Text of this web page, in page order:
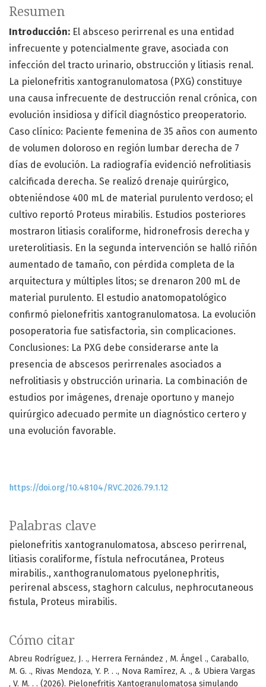
Palabras clave
pielonefritis xantogranulomatosa, absceso perirrenal,
litiasis coraliforme, fístula nefrocutánea, Proteus
mirabilis. xanthogranulomatous pyelonephritis,
perirenal abscess, staghorn calculus, nephrocutaneous
fistula, Proteus mirabilis.
Cómo citar
Abreu Rodríguez, J. ., Herrera Fernández , M. Ángel ., Caraballo,
M. G. ., Rivas Mendoza, Y. P. . ., Nova Ramírez, A. ., & Ubiera Vargas
, V. M. . . (2026). Pielonefritis Xantogranulomatosa simulando
Resumen
Introducción: El absceso perirrenal es una entidad
infrecuente y potencialmente grave, asociada con
infección del tracto urinario, obstrucción y litiasis renal.
La pielonefritis xantogranulomatosa (PXG) constituye
una causa infrecuente de destrucción renal crónica, con
evolución insidiosa y difícil diagnóstico preoperatorio.
Caso clínico: Paciente femenina de 35 años con aumento
de volumen doloroso en región lumbar derecha de 7
días de evolución. La radiografía evidenció nefrolitiasis
calcificada derecha. Se realizó drenaje quirúrgico,
obteniéndose 400 mL de material purulento verdoso; el
cultivo reportó Proteus mirabilis. Estudios posteriores
mostraron litiasis coraliforme, hidronefrosis derecha y
ureterolitiasis. En la segunda intervención se halló riñón
aumentado de tamaño, con pérdida completa de la
arquitectura y múltiples litos; se drenaron 200 mL de
material purulento. El estudio anatomopatológico
confirmó pielonefritis xantogranulomatosa. La evolución
posoperatoria fue satisfactoria, sin complicaciones.
Conclusiones: La PXG debe considerarse ante la
presencia de abscesos perirrenales asociados a
nefrolitiasis y obstrucción urinaria. La combinación de
estudios por imágenes, drenaje oportuno y manejo
quirúrgico adecuado permite un diagnóstico certero y
una evolución favorable.
https://doi.org/10.48104/RVC.2026.79.1.12